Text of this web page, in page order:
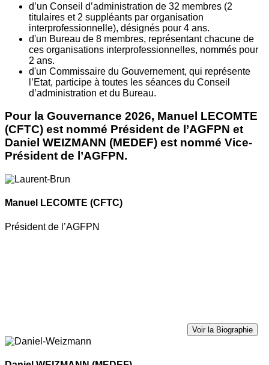
d’un Conseil d’administration de 32 membres (2
titulaires et 2 suppléants par organisation
interprofessionnelle), désignés pour 4 ans.
d'un Bureau de 8 membres, représentant chacune de
ces organisations interprofessionnelles, nommés pour
2 ans.
d'un Commissaire du Gouvernement, qui représente
l’Etat, participe à toutes les séances du Conseil
d’administration et du Bureau.
Pour la Gouvernance 2026, Manuel LECOMTE
(CFTC) est nommé Président de l’AGFPN et
Daniel WEIZMANN (MEDEF) est nommé Vice-
Président de l’AGFPN.
Manuel LECOMTE (CFTC)
Président de l’AGFPN
Voir la Biographie